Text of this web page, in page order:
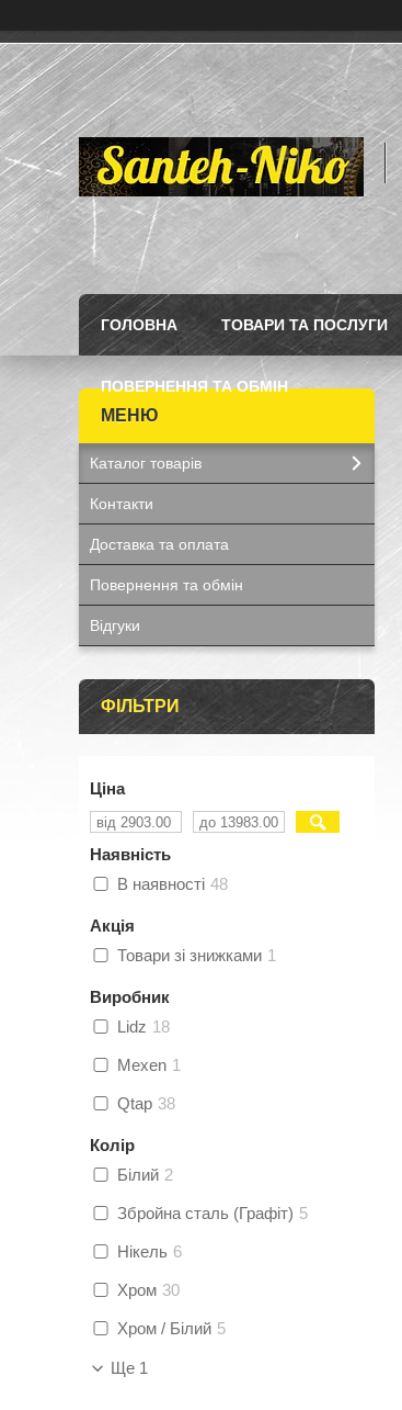
ГОЛОВНА ТОВАРИ ТА ПОСЛУГИ
ПОВЕРНЕННЯ ТА ОБМІН
Каталог товарів
Контакти
Доставка та оплата
Повернення та обмін
Відгуки
ФІЛЬТРИ
Ціна
Наявність
В наявності 48
Акція
Товари зі знижками 1
Виробник
Lidz 18
Mexen 1
Qtap 38
Колір
Білий 2
Збройна сталь (Графіт) 5
Нікель 6
Хром 30
Хром / Білий 5
Ще 1